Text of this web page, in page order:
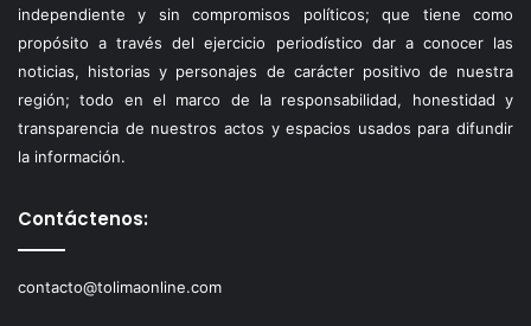
independiente y sin compromisos políticos; que tiene como
propósito a través del ejercicio periodístico dar a conocer las
noticias, historias y personajes de carácter positivo de nuestra
región; todo en el marco de la responsabilidad, honestidad y
transparencia de nuestros actos y espacios usados para difundir
la información.
Contáctenos:
contacto@tolimaonline.com